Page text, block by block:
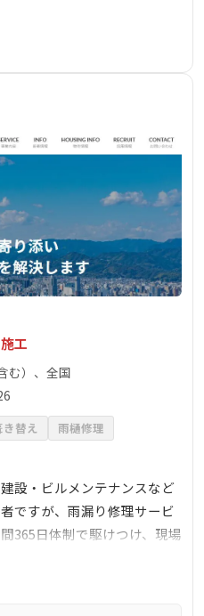
工
む）、全国
き替え
雨樋修理
設・ビルメンテナンスなど
ですが、雨漏り修理サービ
365日体制で駆けつけ、現場
料で実施。専門スタッフに
りやすく安心」という評価